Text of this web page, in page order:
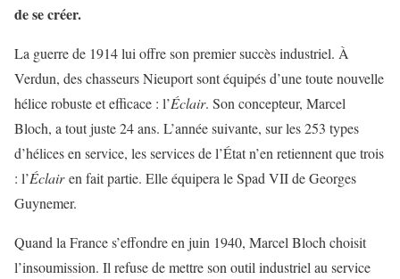
de se créer.
La guerre de 1914 lui offre son premier succès industriel. À
Verdun, des chasseurs Nieuport sont équipés d’une toute nouvelle
hélice robuste et efficace : l’Éclair. Son concepteur, Marcel
Bloch, a tout juste 24 ans. L’année suivante, sur les 253 types
d’hélices en service, les services de l’État n’en retiennent que trois
: l’Éclairen fait partie. Elle équipera le Spad VII de Georges
Guynemer.
Quand la France s’effondre en juin 1940, Marcel Bloch choisit
l’insoumission. Il refuse de mettre son outil industriel au service